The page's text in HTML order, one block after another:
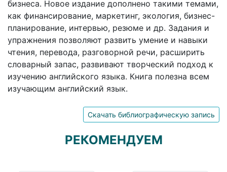
бизнеса. Новое издание дополнено такими темами,
как финансирование, маркетинг, экология, бизнес-
планирование, интервью, резюме и др. Задания и
упражнения позволяют развить умение и навыки
чтения, перевода, разговорной речи, расширить
словарный запас, развивают творческий подход к
изучению английского языка. Книга полезна всем
изучающим английский язык.
Скачать библиографическую запись
РЕКОМЕНДУЕМ